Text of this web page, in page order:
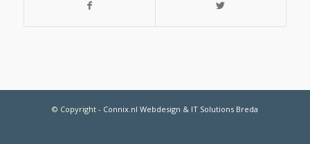
© Copyright - Connix.nl Webdesign & IT Solutions Breda